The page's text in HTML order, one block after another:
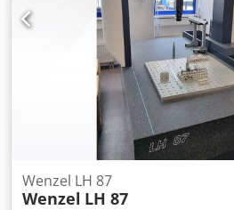
Dopušteno opterećenje stola do
izvedbi Upravljanje CNC
Softver Metrosoft CM, verzija 3.112
Dcsdpfx Agsy Ewgxo Nok
Hz Potrosnja snage približno 1 kVA
Stlačeni zrak, 6 do 10 bara filtriran
Wenzel LH 87
Wenzel LH 87